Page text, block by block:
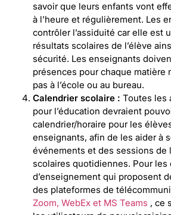
savoir que leurs enfants vont
à l’heure et régulièrement. Les
contrôler l’assiduité car elle est
résultats scolaires de l’élève
sécurité. Les enseignants
présences pour chaque matière
pas à l’école ou au bureau.
Calendrier scolaire : Toutes les
pour l’éducation devraient
calendrier/horaire pour les
enseignants, afin de les aider à
événements et des sessions de
scolaires quotidiennes. Pour les
d’enseignement qui proposent
des plateformes de
Zoom, WebEx et MS Teams , ce